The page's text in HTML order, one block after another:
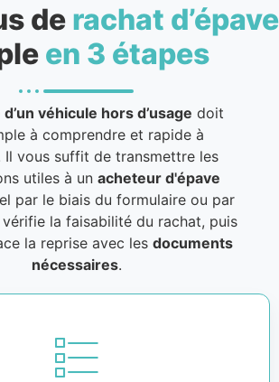
de rachat d’épave
en 3 étapes
véhicule hors d’usage doit
à comprendre et rapide à
Il vous suffit de transmettre les
utiles à un acheteur d'épave
par le biais du formulaire ou par
la faisabilité du rachat, puis
la reprise avec lesdocuments
nécessaires.